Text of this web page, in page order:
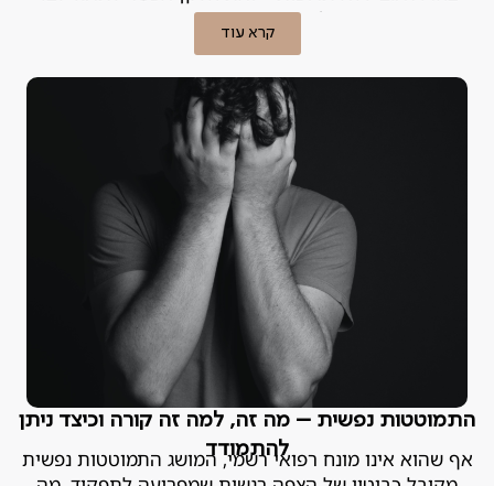
בבית! פסיכיאטר פרטי מסביר.
קרא עוד
התמוטטות נפשית – מה זה, למה זה קורה וכיצד ניתן
להתמודד
אף שהוא אינו מונח רפואי רשמי, המושג התמוטטות נפשית